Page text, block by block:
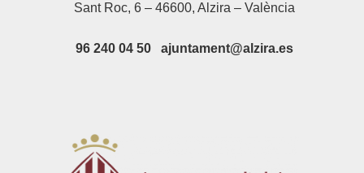
Sant Roc, 6 – 46600, Alzira – València
96 240 04 50 ajuntament@alzira.es